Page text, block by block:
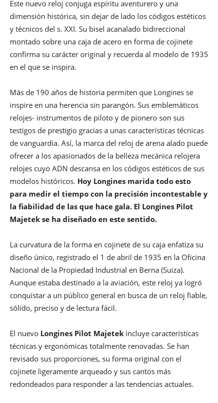
Este nuevo reloj conjuga espíritu aventurero y una
dimensión histórica, sin dejar de lado los códigos estéticos
y técnicos del s. XXI. Su bisel acanalado bidireccional
montado sobre una caja de acero en forma de cojinete
confirma su carácter original y recuerda al modelo de 1935
en el que se inspira.
Más de 190 años de historia permiten que Longines se
inspire en una herencia sin parangón. Sus emblemáticos
relojes- instrumentos de piloto y de pionero son sus
testigos de prestigio gracias a unas características técnicas
de vanguardia. Así, la marca del reloj de arena alado puede
ofrecer a los apasionados de la belleza mecánica relojera
relojes cuyo ADN descansa en los códigos estéticos de sus
modelos históricos. Hoy Longines marida todo esto
para medir el tiempo con la precisión incontestable y
la fiabilidad de las que hace gala. El Longines Pilot
Majetek se ha diseñado en este sentido.
La curvatura de la forma en cojinete de su caja enfatiza su
diseño único, registrado el 1 de abril de 1935 en la Oficina
Nacional de la Propiedad Industrial en Berna (Suiza).
Aunque estaba destinado a la aviación, este reloj ya logró
conquistar a un público general en busca de un reloj fiable,
sólido, preciso y de lectura fácil.
El nuevo Longines Pilot Majetek incluye características
técnicas y ergonómicas totalmente renovadas. Se han
revisado sus proporciones, su forma original con el
cojinete ligeramente arqueado y sus cantos más
redondeados para responder a las tendencias actuales.